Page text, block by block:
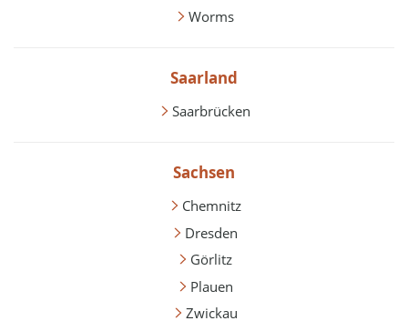
Worms
Saarland
Saarbrücken
Sachsen
Chemnitz
Dresden
Görlitz
Plauen
Zwickau